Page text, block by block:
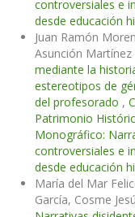
controversiales e
desde educación
Juan Ramón
Asunción Martínez
mediante la
estereotipos de
del profesorado ,
Patrimonio
Monográfico:
controversiales e
desde educación
María del Mar
García, Cosme